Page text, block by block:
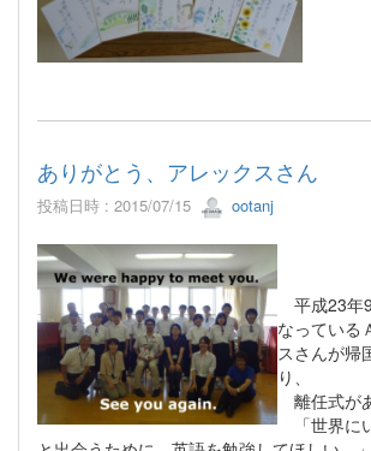
ありがとう、アレックスさん
投稿日時 : 2015/07/15 ootanj
平成23年
なっている
スさんが帰
り、
離任式が
「世界に